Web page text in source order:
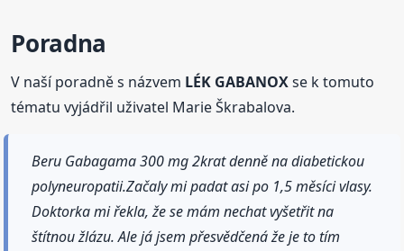
Poradna
V naší poradně s názvem LÉK GABANOXse k tomuto
tématu vyjádřil uživatel Marie Škrabalova.
Beru Gabagama 300 mg 2krat denně na diabetickou
polyneuropatii.Začaly mi padat asi po 1,5 měsíci vlasy.
Doktorka mi řekla, že se mám nechat vyšetřit na
štítnou žlázu. Ale já jsem přesvědčená že je to tím